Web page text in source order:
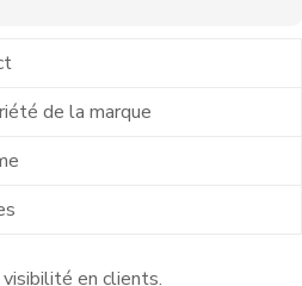
de la marque
en clients.